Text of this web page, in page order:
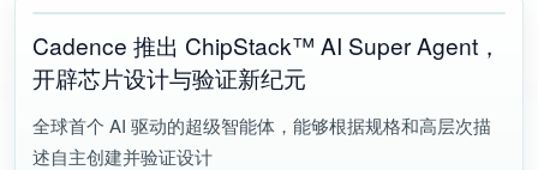
Cadence 推出 ChipStack™ AI Super Agent，
开辟芯片设计与验证新纪元
全球首个 AI 驱动的超级智能体，能够根据规格和高层次描
述自主创建并验证设计